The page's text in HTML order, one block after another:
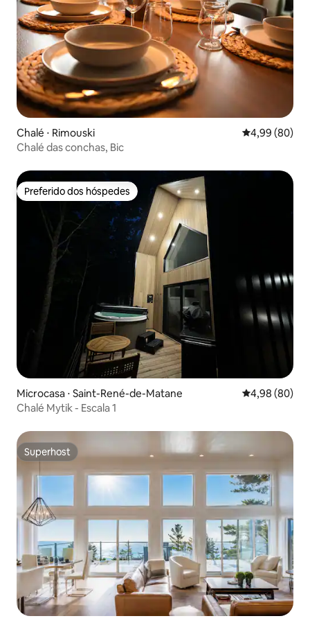
Chalé ⋅ Rimouski 4,99 de uma
4,99 (80)
Chalé das conchas, Bic
Preferido dos hóspedes
Preferido dos hóspedes
Microcasa ⋅ Saint-René-de-Matane 4,98 de uma
4,98 (80)
Chalé Mytik - Escala 1
Superhost
Superhost